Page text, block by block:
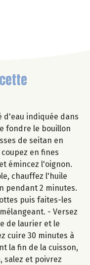
d'eau indiquée dans
fondre le bouillon
de seitan en
en fines
émincez l'oignon.
chauffez l'huile
pendant 2 minutes.
puis faites-les
- Versez
de laurier et le
cuire 30 minutes à
la fin de la cuisson,
salez et poivrez